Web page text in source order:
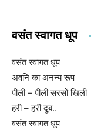
वसंत स्वागत धूप
वसंत स्वागत धूप
अवनि का अनन्य रूप
पीली – पीली सरसों खिली
हरी – हरी दूब..
वसंत स्वागत धूप